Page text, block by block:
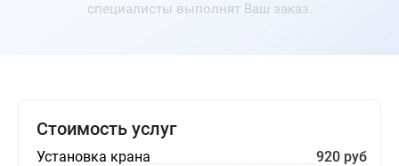
специалисты выполнят Ваш заказ.
Стоимость услуг
Установка крана 920 руб